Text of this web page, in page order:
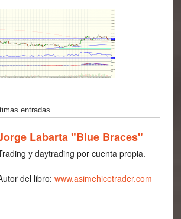
entradas
Labarta "Blue Braces"
y daytrading por cuenta propia.
del libro: www.asimehicetrader.com